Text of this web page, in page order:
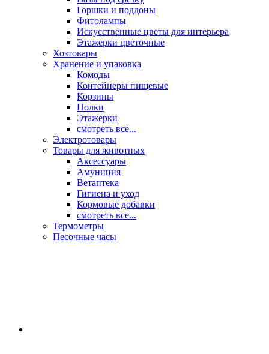
Горшки и поддоны
Фитолампы
Искусственные цветы для интерьера
Этажерки цветочные
Хозтовары
Хранение и упаковка
Комоды
Контейнеры пищевые
Корзины
Полки
Этажерки
смотреть все...
Электротовары
Товары для животных
Аксессуары
Амуниция
Ветаптека
Гигиена и уход
Кормовые добавки
смотреть все...
Термометры
Песочные часы